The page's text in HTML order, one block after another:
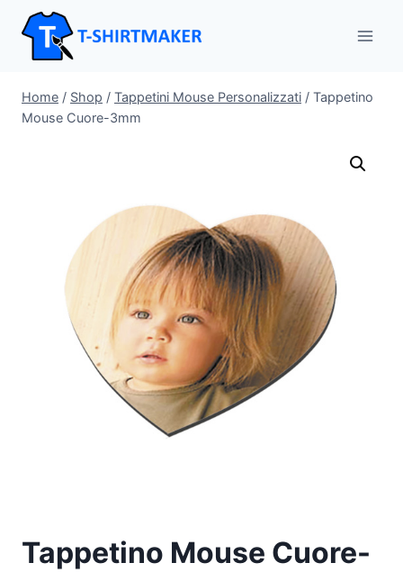
Salta
contenuto
Home / Shop / Tappetini Mouse Personalizzati / Tappetino
Mouse Cuore-3mm
Tappetino Mouse Cuore-